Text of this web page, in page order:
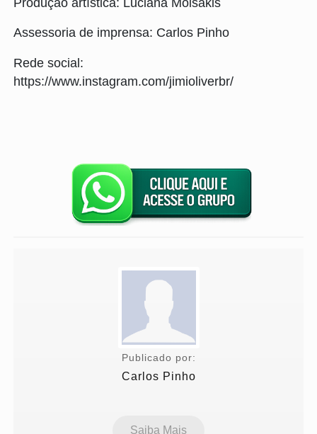
Assessoria de imprensa: Carlos Pinho
Rede social:
https://www.instagram.com/jimioliverbr/
Publicado por:
Carlos Pinho
Saiba Mais